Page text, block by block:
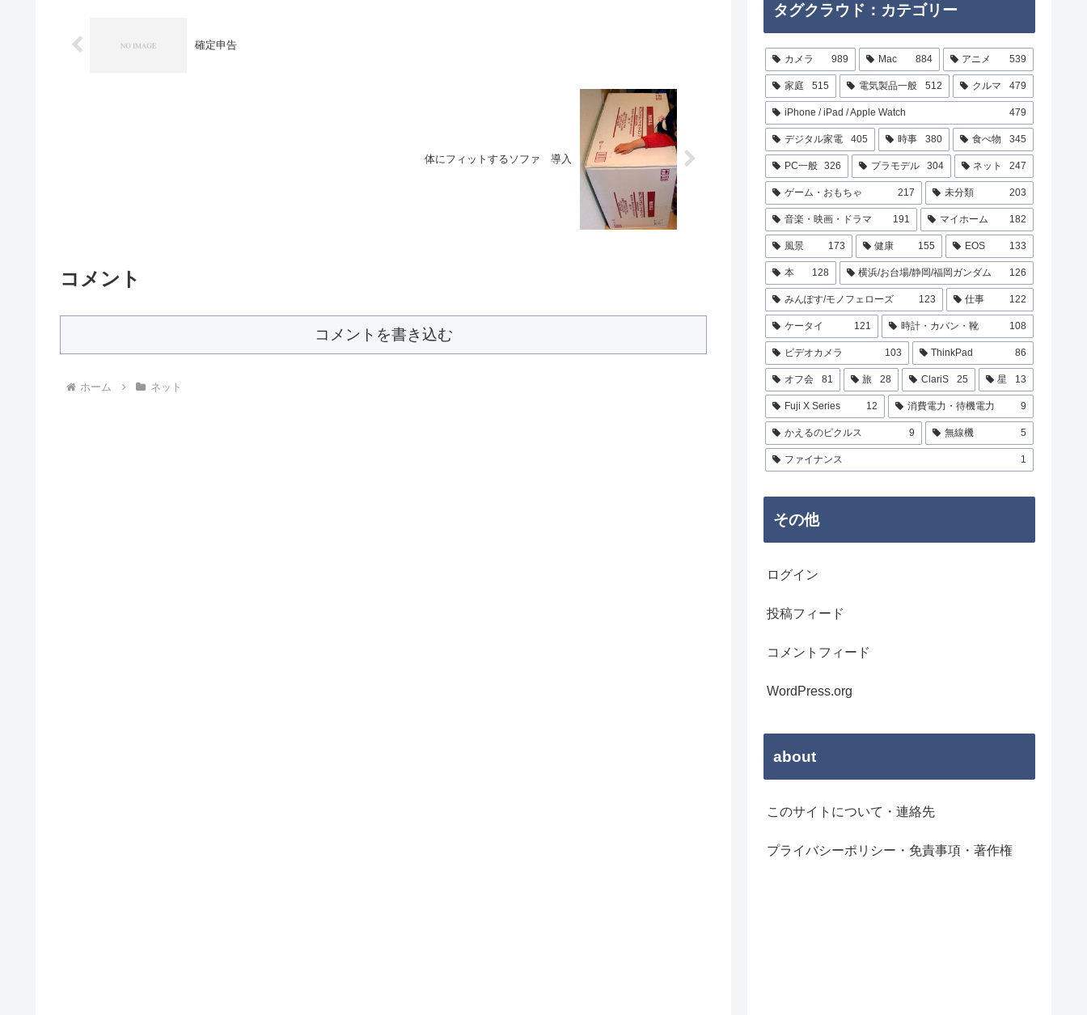
確定申告
体にフィットするソファ 導入
コメント
コメントを書き込む
ホーム ネット
タグクラウド：カテゴリー
カメラ 989 Mac 884 アニメ 539
家庭 515 電気製品一般 512 クルマ 479
iPhone / iPad / Apple Watch 479
デジタル家電 405 時事 380 食べ物 345
PC一般 326 プラモデル 304 ネット 247
ゲーム・おもちゃ 217 未分類 203
音楽・映画・ドラマ 191 マイホーム 182
風景 173 健康 155 EOS 133
本 128 横浜/お台場/静岡/福岡ガンダム 126
みんぽす/モノフェローズ 123 仕事 122
ケータイ 121 時計・カバン・靴 108
ビデオカメラ 103 ThinkPad 86
オフ会 81 旅 28 ClariS 25 星 13
Fuji X Series 12 消費電力・待機電力 9
かえるのピクルス 9 無線機 5
ファイナンス 1
その他
ログイン
投稿フィード
コメントフィード
WordPress.org
about
このサイトについて・連絡先
プライバシーポリシー・免責事項・著作権